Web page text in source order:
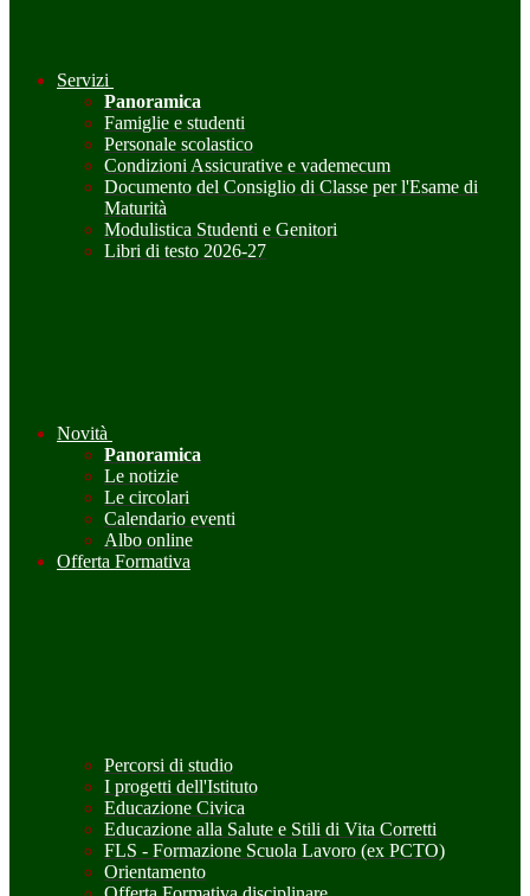
Servizi
Panoramica
Famiglie e studenti
Personale scolastico
Condizioni Assicurative e vademecum
Documento del Consiglio di Classe per l'Esame di
Maturità
Modulistica Studenti e Genitori
Libri di testo 2026-27
Novità
Panoramica
Le notizie
Le circolari
Calendario eventi
Albo online
Offerta Formativa
Percorsi di studio
I progetti dell'Istituto
Educazione Civica
Educazione alla Salute e Stili di Vita Corretti
FLS - Formazione Scuola Lavoro (ex PCTO)
Orientamento